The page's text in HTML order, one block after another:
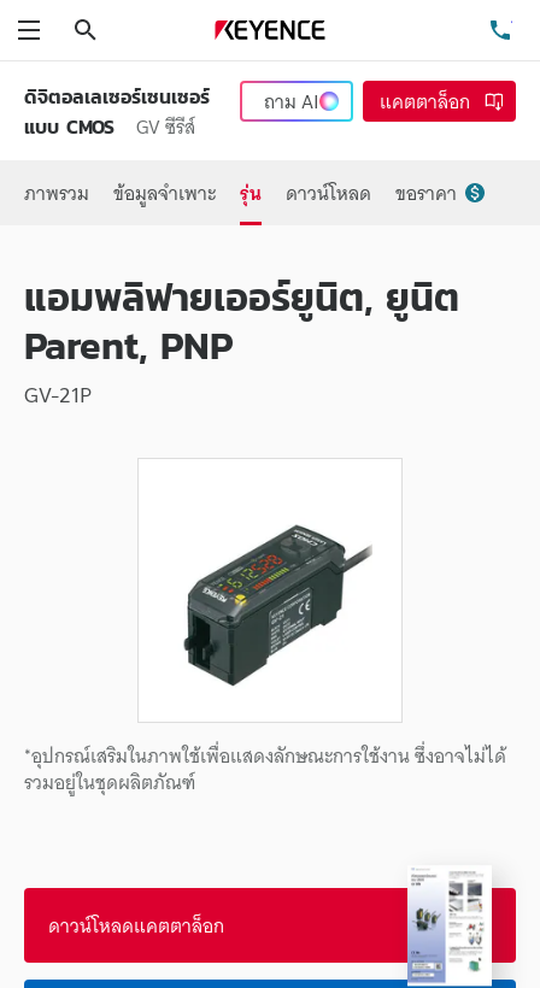
ดิจิตอลเลเซอร์เซนเซอร์
แบบ CMOS
GV ซีรีส์
ถามAI แคตตาล็อก
ภาพรวม ข้อมูลจำเพาะ รุ่น ดาวน์โหลด ขอราคา
แอมพลิฟายเออร์ยูนิต, ยูนิต
Parent, PNP
GV-21P
*อุปกรณ์เสริมในภาพใช้เพื่อแสดงลักษณะการใช้งาน ซึ่งอาจไม่ได้
รวมอยู่ในชุดผลิตภัณฑ์
ดาวน์โหลดแคตตาล็อก